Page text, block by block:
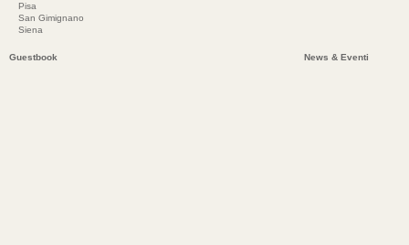
Pisa
San Gimignano
Siena
Guestbook News & Eventi